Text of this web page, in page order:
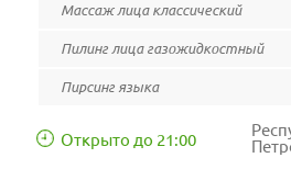
Массаж лица классический
Пилинг лица газожидкостный
Пирсинг языка
Открыто до 21:00